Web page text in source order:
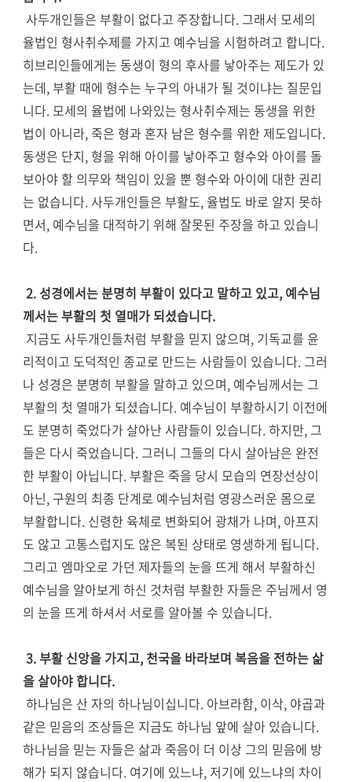
사두개인들은 부활이 없다고 주장합니다. 그래서 모세의
율법인 형사취수제를 가지고 예수님을 시험하려고 합니다.
히브리인들에게는 동생이 형의 후사를 낳아주는 제도가 있
는데, 부활 때에 형수는 누구의 아내가 될 것이냐는 질문입
니다. 모세의 율법에 나와있는 형사취수제는 동생을 위한
법이 아니라, 죽은 형과 혼자 남은 형수를 위한 제도입니다.
동생은 단지, 형을 위해 아이를 낳아주고 형수와 아이를 돌
보아야 할 의무와 책임이 있을 뿐 형수와 아이에 대한 권리
는 없습니다. 사두개인들은 부활도, 율법도 바로 알지 못하
면서, 예수님을 대적하기 위해 잘못된 주장을 하고 있습니
다.
2. 성경에서는 분명히 부활이 있다고 말하고 있고, 예수님
께서는 부활의 첫 열매가 되셨습니다.
지금도 사두개인들처럼 부활을 믿지 않으며, 기독교를 윤
리적이고 도덕적인 종교로 만드는 사람들이 있습니다. 그러
나 성경은 분명히 부활을 말하고 있으며, 예수님께서는 그
부활의 첫 열매가 되셨습니다. 예수님이 부활하시기 이전에
도 분명히 죽었다가 살아난 사람들이 있습니다. 하지만, 그
들은 다시 죽었습니다. 그러니 그들의 다시 살아남은 완전
한 부활이 아닙니다. 부활은 죽을 당시 모습의 연장선상이
아닌, 구원의 최종 단계로 예수님처럼 영광스러운 몸으로
부활합니다. 신령한 육체로 변화되어 광채가 나며, 아프지
도 않고 고통스럽지도 않은 복된 상태로 영생하게 됩니다.
그리고 엠마오로 가던 제자들의 눈을 뜨게 해서 부활하신
예수님을 알아보게 하신 것처럼 부활한 자들은 주님께서 영
의 눈을 뜨게 하셔서 서로를 알아볼 수 있습니다.
3. 부활 신앙을 가지고, 천국을 바라보며 복음을 전하는 삶
을 살아야 합니다.
하나님은 산 자의 하나님이십니다. 아브라함, 이삭, 야곱과
같은 믿음의 조상들은 지금도 하나님 앞에 살아 있습니다.
하나님을 믿는 자들은 삶과 죽음이 더 이상 그의 믿음에 방
해가 되지 않습니다. 여기에 있느냐, 저기에 있느냐의 차이